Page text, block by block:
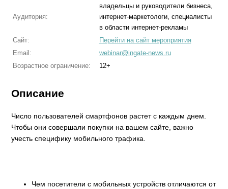
Аудитория:
владельцы и руководители бизнеса,
интернет-маркетологи, специалисты
в области интернет-рекламы
Сайт:
Перейти на сайт мероприятия
Email:
webinar@ingate-news.ru
Возрастное ограничение:
12+
Описание
Число пользователей смартфонов растет с каждым днем.
Чтобы они совершали покупки на вашем сайте, важно
учесть специфику мобильного трафика.
Чем посетители с мобильных устройств отличаются от